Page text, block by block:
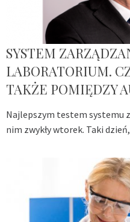
SYSTEM
LABORATORIUM.
TAKŻE POMIĘDZY
Najlepszym testem systemu
nim zwykły wtorek. Taki